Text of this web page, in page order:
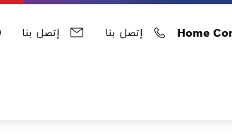
Home إتصل بنا إتصل بنا